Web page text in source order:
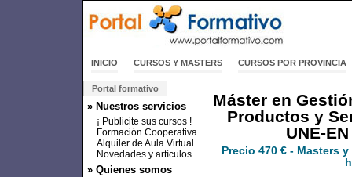
INICIO CURSOS Y MASTERS CURSOS POR PROVINCIA
Portal formativo
» Nuestros servicios
¡ Publicite sus cursos !
Formación Cooperativa
Alquiler de Aula Virtual
Novedades y artículos
» Quienes somos
Máster en
Productos y
UNE-
Precio 470 € - Masters